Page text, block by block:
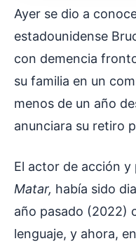
Ayer se dio a
estadounidense
con demencia
su familia en un
menos de un año
anunciara su retiro
El actor de acción
Matar, había sido
año pasado (2022)
lenguaje, y ahora,